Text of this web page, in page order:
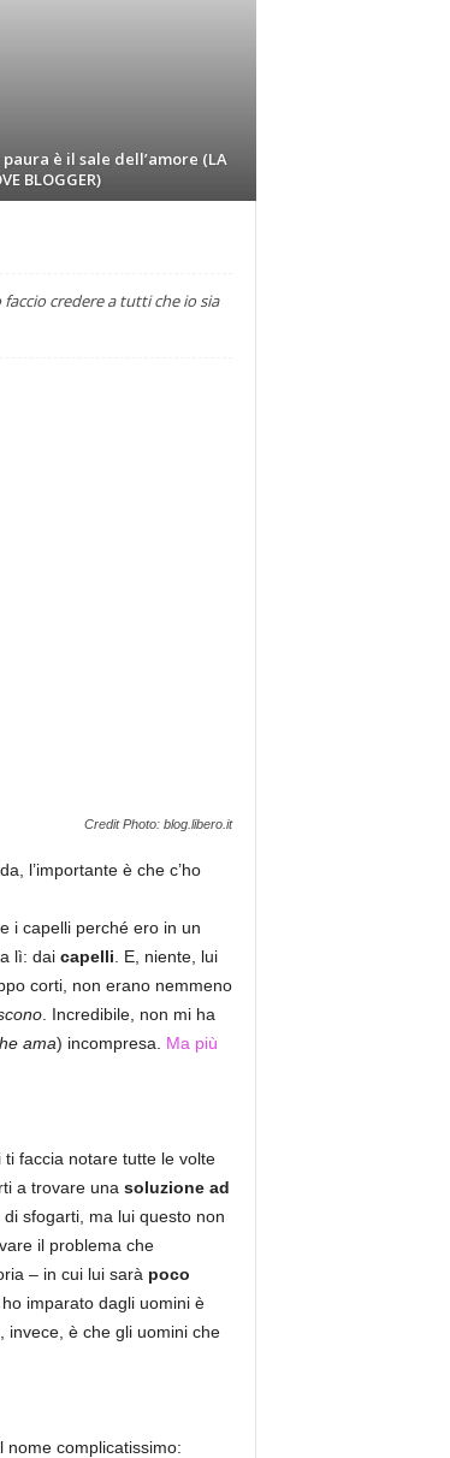
paura è il sale dell’amore (LA
BLOGGER)
credere a tutti che io sia
Credit Photo: blog.libero.it
l’importante è che c’ho
i capelli perché ero in un
lì: dai capelli . E, niente, lui
corti, non erano nemmeno
. Incredibile, non mi ha
ama) incompresa. Ma più
faccia notare tutte le volte
a trovare una soluzione ad
sfogarti, ma lui questo non
il problema che
– in cui lui sarà poco
imparato dagli uomini è
invece, è che gli uomini che
nome complicatissimo: